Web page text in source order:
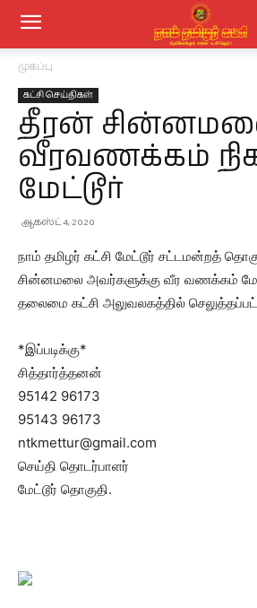
முகப்பு
கட்சி செய்திகள்
தீரன்
வீரவணக்கம்
மேட்டூர்
ஆகஸ்ட் 4, 2020
நாம் தமிழர் கட்சி மேட்டூர் சட்டமன்றத்
சின்னமலை அவர்களுக்கு வீர வணக்கம்
தலைமை கட்சி அலுவலகத்தில்
*இப்படிக்கு*
சித்தார்த்தனன்
95142 96173
95143 96173
ntkmettur@gmail.com
செய்தி தொடர்பாளர்
மேட்டூர் தொகுதி.